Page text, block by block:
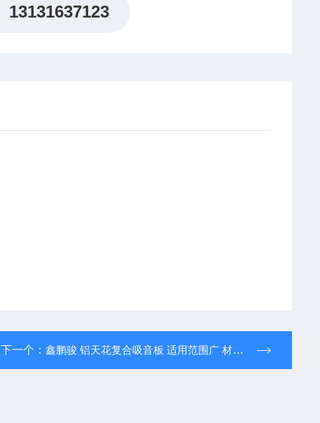
13131637123
下一个： 鑫鹏骏 铝天花复合吸音板 适用范围广 材质轻盈 大量生产